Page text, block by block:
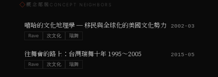
◇概念鄰居 CONCEPT NEIGHBORS
嘻哈的文化地理學 ─ 移民與全球化的美國文化勢力 2002-03
Rave 次文化 瑞舞
往舞會的路上：台灣瑞舞十年 1995～2005 2015-05
Rave 次文化 瑞舞